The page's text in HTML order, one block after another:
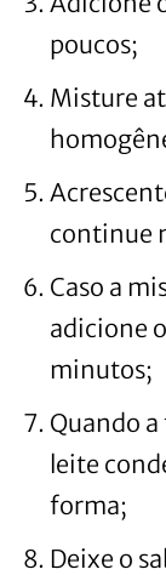
poucos;
Misture
continue
Caso a
adicione
minutos;
Quando
leite
forma;
Deixe o